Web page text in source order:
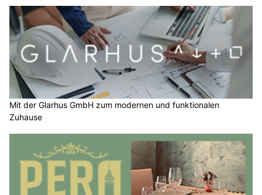
Mit der Glarhus GmbH zum modernen und funktionalen
Zuhause